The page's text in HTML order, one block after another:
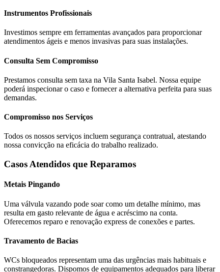
Instrumentos Profissionais
Investimos sempre em ferramentas avançados para proporcionar
atendimentos ágeis e menos invasivas para suas instalações.
Consulta Sem Compromisso
Prestamos consulta sem taxa na Vila Santa Isabel. Nossa equipe
poderá inspecionar o caso e fornecer a alternativa perfeita para suas
demandas.
Compromisso nos Serviços
Todos os nossos serviços incluem segurança contratual, atestando
nossa convicção na eficácia do trabalho realizado.
Casos Atendidos que Reparamos
Metais Pingando
Uma válvula vazando pode soar como um detalhe mínimo, mas
resulta em gasto relevante de água e acréscimo na conta.
Oferecemos reparo e renovação express de conexões e partes.
Travamento de Bacias
WCs bloqueados representam uma das urgências mais habituais e
constrangedoras. Dispomos de equipamentos adequados para liberar